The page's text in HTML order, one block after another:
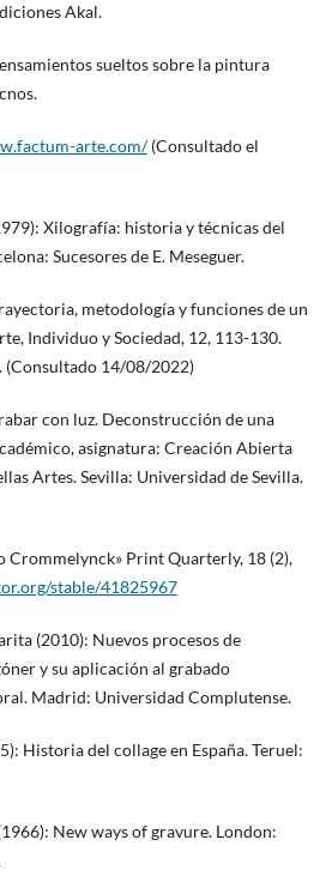
Akal.
sueltos sobre la pintura
arte.com/(Consultado el
Xilografía: historia y técnicas del
Sucesores de E. Meseguer.
metodología y funciones de un
Individuo y Sociedad, 12, 113-130.
(Consultado 14/08/2022)
con luz. Deconstrucción de una
asignatura: Creación Abierta
Artes. Sevilla: Universidad de Sevilla.
Crommelynck» Print Quarterly, 18 (2),
stable/41825967
(2010): Nuevos procesos de
y su aplicación al grabado
Madrid: Universidad Complutense.
Historia del collage en España. Teruel:
New ways of gravure. London: